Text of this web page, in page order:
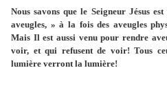
Nous savons que le Seigneur Jésus
aveugles, » à la fois des aveugles
Mais Il est aussi venu pour rendre
voir, et qui refusent de voir! Tous
lumière verront la lumière!